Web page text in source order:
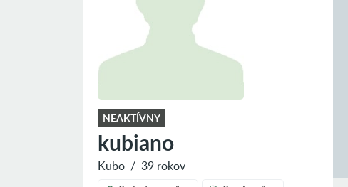
NEAKTÍVNY
kubiano
Kubo / 39 rokov